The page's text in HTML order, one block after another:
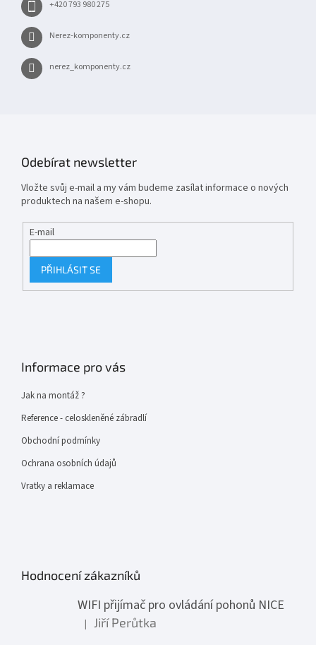
+420 793 980 275
Nerez-komponenty.cz
nerez_komponenty.cz
Odebírat newsletter
Vložte svůj e-mail a my vám budeme zasílat informace o nových
produktech na našem e-shopu.
E-mail
PŘIHLÁSIT SE
Informace pro vás
Jak na montáž ?
Reference - celoskleněné zábradlí
Obchodní podmínky
Ochrana osobních údajů
Vratky a reklamace
Hodnocení zákazníků
WIFI přijímač pro ovládání pohonů NICE
Hodnocení produktu je 1 z 5 hvězdiček.
| Jiří Perůtka